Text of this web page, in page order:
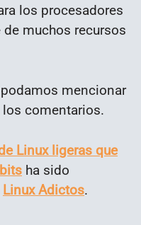
los procesadores
muchos recursos
mencionar
comentarios.
Linux ligeras que
ha sido
Linux Adictos.